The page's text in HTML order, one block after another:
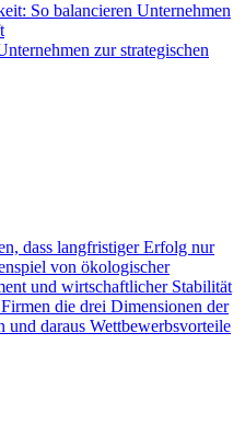
So balancieren Unternehmen
zur strategischen
dass langfristiger Erfolg nur
von ökologischer
und wirtschaftlicher Stabilität
die drei Dimensionen der
daraus Wettbewerbsvorteile